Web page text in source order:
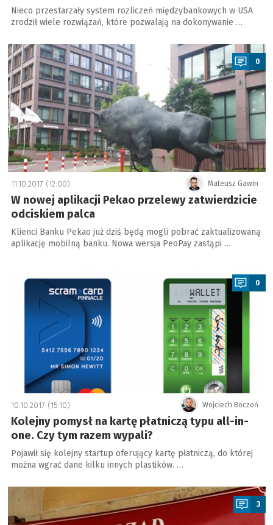
Nieco przestarzały system rozliczeń międzybankowych w USA
zrodził wiele rozwiązań, które pozwalają na dokonywanie …
a
0
Mateusz Gawin
11.10.2017 (12:00)
W nowej aplikacji Pekao przelewy zatwierdzicie
odciskiem palca
Klienci Banku Pekao już dziś będą mogli pobrać zaktualizowaną
aplikację mobilną banku. Nowa wersja PeoPay zastąpi …
0
Wojciech Boczoń
10.10.2017 (15:10)
Kolejny pomysł na kartę płatniczą typu all-in-
one. Czy tym razem wypali?
Pojawił się kolejny startup oferujący kartę płatniczą, do której
można wgrać dane kilku innych plastików. …
a
3